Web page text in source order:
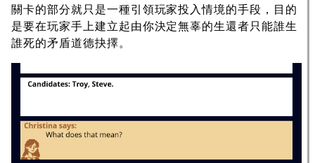
關卡的部分就只是一種引領玩家投入情境的手段，目的
是要在玩家手上建立起由你決定無辜的生還者只能誰生
誰死的矛盾道德抉擇。